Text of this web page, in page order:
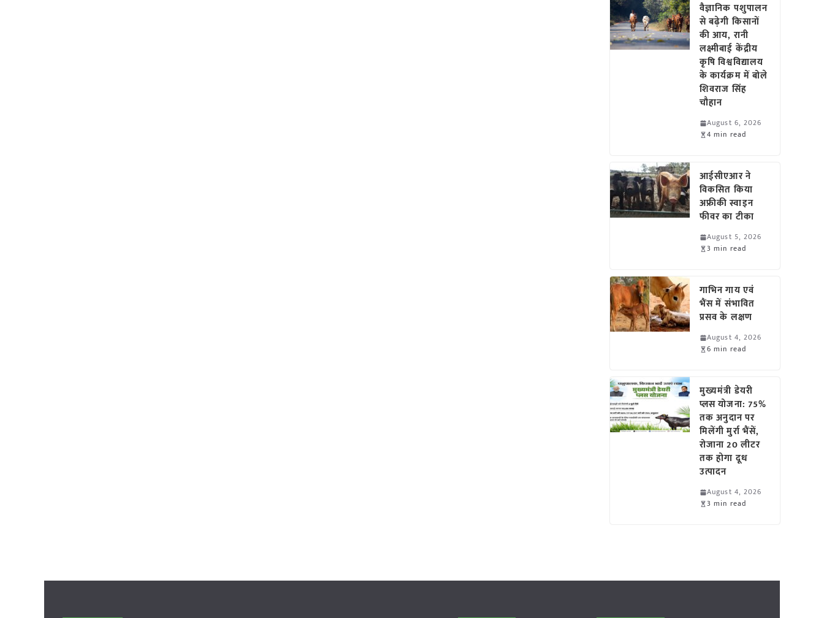
वैज्ञानिक पशुपालन
से बढ़ेगी किसानों
की आय, रानी
लक्ष्मीबाई केंद्रीय
कृषि विश्वविद्यालय
के कार्यक्रम में बोले
शिवराज सिंह
चौहान
August 6, 2026
4 min read
आईसीएआर ने
विकसित किया
अफ्रीकी स्वाइन
फीवर का टीका
August 5, 2026
3 min read
गाभिन गाय एवं
भैंस में संभावित
प्रसव के लक्षण
August 4, 2026
6 min read
मुख्यमंत्री डेयरी
प्लस योजना: 75%
तक अनुदान पर
मिलेंगी मुर्रा भैंसें,
रोजाना 20 लीटर
तक होगा दूध
उत्पादन
August 4, 2026
3 min read